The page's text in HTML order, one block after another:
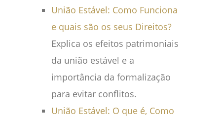
União Estável: Como Funciona
e quais são os seus Direitos?
Explica os efeitos patrimoniais
da união estável e a
importância da formalização
para evitar conflitos.
União Estável: O que é, Como